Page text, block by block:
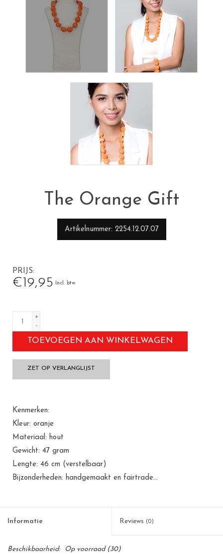
The Orange Gift
Artikelnummer 2254.12.07.07
PRIJS
€19,95 Incl. btw
+
-
TOEVOEGEN AAN WINKELWAGEN
ZET OP VERLANGLIJST
Kenmerken:
Kleur: oranje
Materiaal: hout
Gewicht: 47 gram
Lengte: 46 cm (verstelbaar)
Bijzonderheden: handgemaakt en fairtrade...
Informatie Reviews (0)
Beschikbaarheid: Op voorraad(30)